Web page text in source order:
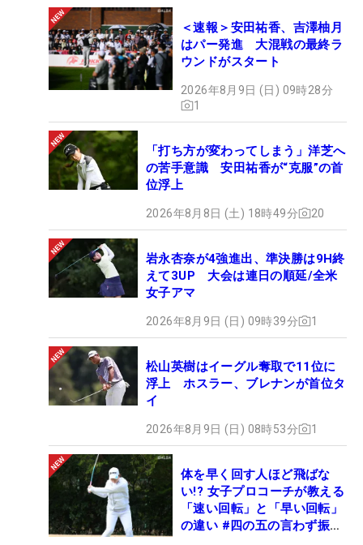
＜速報＞安田祐香、吉澤柚月
はパー発進 大混戦の最終ラ
ウンドがスタート
2026年8月9日 (日) 09時28分
1
「打ち方が変わってしまう」洋芝へ
の苦手意識 安田祐香が“克服”の首
位浮上
2026年8月8日 (土) 18時49分 20
岩永杏奈が4強進出、準決勝は9H終
えて3UP 大会は連日の順延/全米
女子アマ
2026年8月9日 (日) 09時39分 1
松山英樹はイーグル奪取で11位に
浮上 ホスラー、ブレナンが首位タ
イ
2026年8月9日 (日) 08時53分 1
体を早く回す人ほど飛ばな
い!? 女子プロコーチが教える
「速い回転」と「早い回転」
の違い #四の五の言わず振り